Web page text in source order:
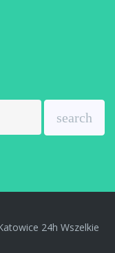
search
24h Wszelkie